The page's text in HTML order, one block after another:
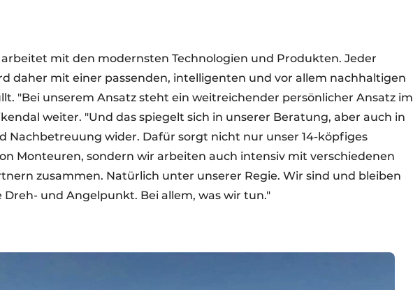
arbeitet mit den modernsten Technologien und Produkten. Jeder
daher mit einer passenden, intelligenten und vor allem nachhaltigen
"Bei unserem Ansatz steht ein weitreichender persönlicher Ansatz im
weiter. "Und das spiegelt sich in unserer Beratung, aber auch in
Nachbetreuung wider. Dafür sorgt nicht nur unser 14-köpfiges
Monteuren, sondern wir arbeiten auch intensiv mit verschiedenen
zusammen. Natürlich unter unserer Regie. Wir sind und bleiben
und Angelpunkt. Bei allem, was wir tun."